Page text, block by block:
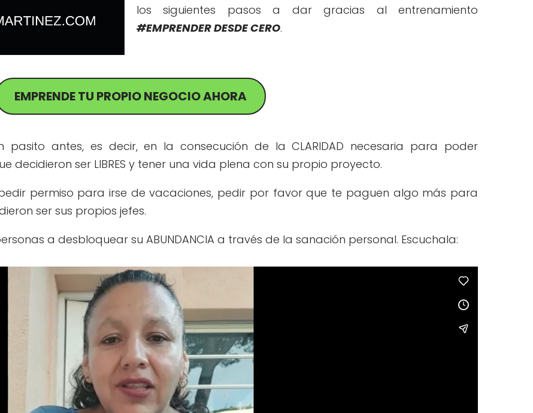
los siguientes pasos a dar gracias al entrenamiento
#EMPRENDER DESDE CERO.
EMPRENDE TU PROPIO NEGOCIO AHORA
pasito antes, es decir, en la consecución de la CLARIDAD necesaria para poder
decidieron ser LIBRES y tener una vida plena con su propio proyecto.
permiso para irse de vacaciones, pedir por favor que te paguen algo más para
ser sus propios jefes.
a desbloquear su ABUNDANCIA a través de la sanación personal. Escuchala: